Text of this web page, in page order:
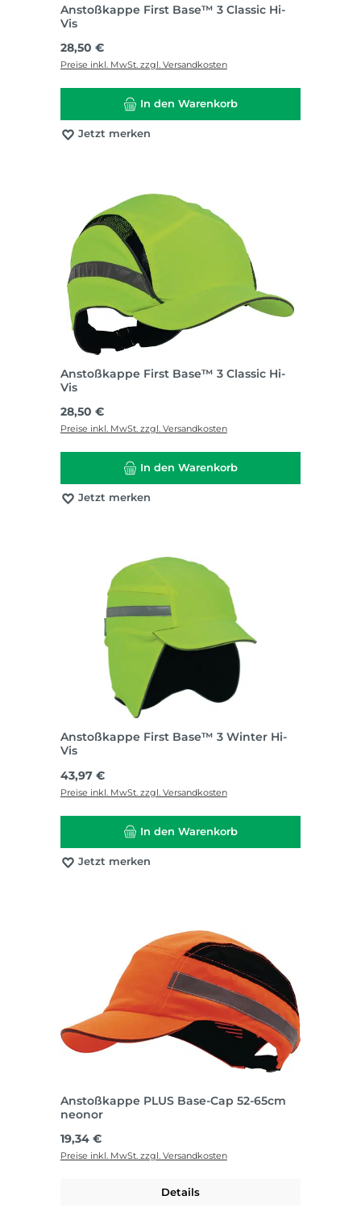
Anstoßkappe First Base™ 3 Classic Hi-
Vis
Regulärer Preis:
28,50 €
Preise inkl. MwSt. zzgl. Versandkosten
In den Warenkorb
Jetzt merken
Anstoßkappe First Base™ 3 Classic Hi-
Vis
Regulärer Preis:
28,50 €
Preise inkl. MwSt. zzgl. Versandkosten
In den Warenkorb
Jetzt merken
Anstoßkappe First Base™ 3 Winter Hi-
Vis
Regulärer Preis:
43,97 €
Preise inkl. MwSt. zzgl. Versandkosten
In den Warenkorb
Jetzt merken
Anstoßkappe PLUS Base-Cap 52-65cm
neonor
Regulärer Preis:
19,34 €
Preise inkl. MwSt. zzgl. Versandkosten
Details